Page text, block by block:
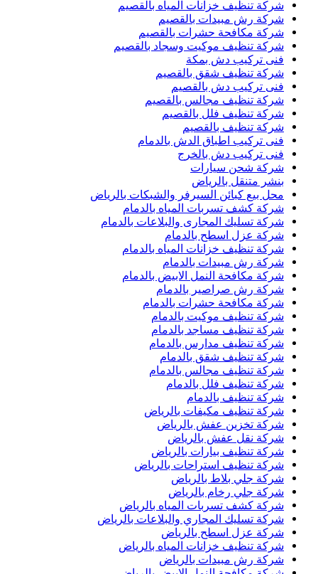
شركة تنظيف خزانات المياه بالقصيم
شركة رش مبيدات بالقصيم
شركة مكافحة حشرات بالقصيم
شركة تنظيف موكيت وسجاد بالقصيم
فنى تركيب دش بمكة
شركة تنظيف شقق بالقصيم
فنى تركيب دش بالقصيم
شركة تنظيف مجالس بالقصيم
شركة تنظيف فلل بالقصيم
شركة تنظيف بالقصيم
فنى تركيب اطباق الدش بالدمام
فنى تركيب دش بالخرج
شركة شحن سيارات
بنشر متنقل بالرياض
محل بيع كبائن السيرفر والشبكات بالرياض
شركة كشف تسربات المياه بالدمام
شركة تسليك المجارى والبلاعات بالدمام
شركة عزل اسطح بالدمام
شركة تنظيف خزانات المياه بالدمام
شركة رش مبيدات بالدمام
شركة مكافحة النمل الابيض بالدمام
شركة رش صراصير بالدمام
شركة مكافحة حشرات بالدمام
شركة تنظيف موكيت بالدمام
شركة تنظيف مساجد بالدمام
شركة تنظيف مدارس بالدمام
شركة تنظيف شقق بالدمام
شركة تنظيف مجالس بالدمام
شركة تنظيف فلل بالدمام
شركة تنظيف بالدمام
شركة تنظيف مكيفات بالرياض
شركة تخزين عفش بالرياض
شركة نقل عفش بالرياض
شركة تنظيف بيارات بالرياض
شركة تنظيف استراحات بالرياض
شركة جلي بلاط بالرياض
شركة جلي رخام بالرياض
شركة كشف تسربات المياه بالرياض
شركة تسليك المجاري والبلاعات بالرياض
شركة عزل اسطح بالرياض
شركة تنظيف خزانات المياه بالرياض
شركة رش مبيدات بالرياض